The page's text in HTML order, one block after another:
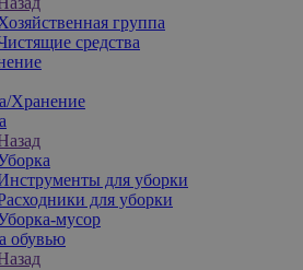
группа
средства
Хранение
для уборки
для уборки
мусор
обувью